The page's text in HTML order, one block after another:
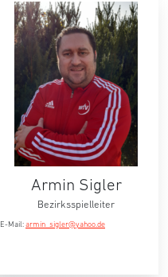
Armin Sigler
Bezirksspielleiter
E-Mail:armin_sigler@yahoo.de